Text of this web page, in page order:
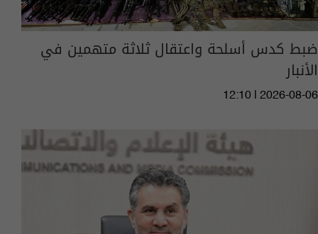
ضبط كدس أسلحة واعتقال ثلاثة متهمين في
الأنبار
12:10 | 2026-08-06